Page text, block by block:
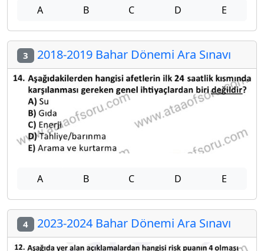
A B C D E
3 2018-2019 Bahar Dönemi Ara Sınavı
A B C D E
4 2023-2024 Bahar Dönemi Ara Sınavı